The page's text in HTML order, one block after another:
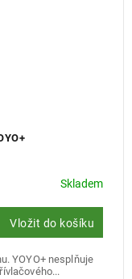
Skladem
Vložit do košíku
YOYO+ nesplňuje